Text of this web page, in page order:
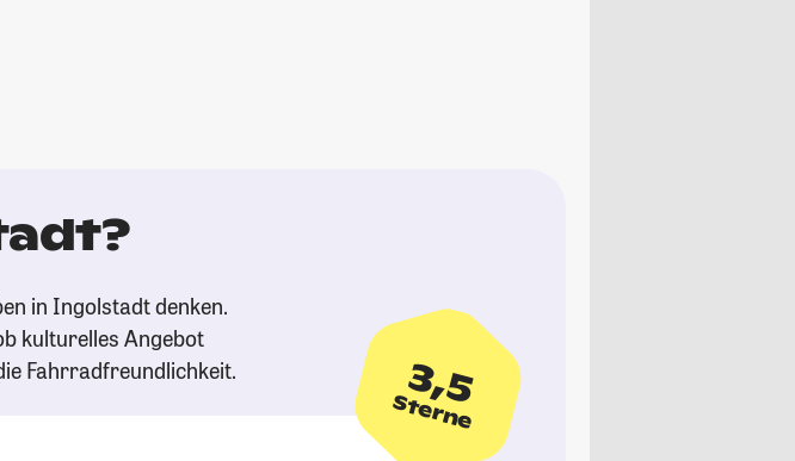
in Ingolstadt denken.
kulturelles Angebot
Fahrradfreundlichkeit.
3,5
Sterne